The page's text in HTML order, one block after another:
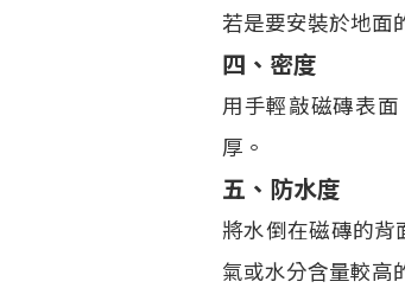
若是要安裝於地面
四、密度
用手輕敲磁磚表
厚。
五、防水度
將水倒在磁磚的背
氣或水分含量較高